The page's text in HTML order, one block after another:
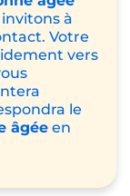
la
de
demandé.
de